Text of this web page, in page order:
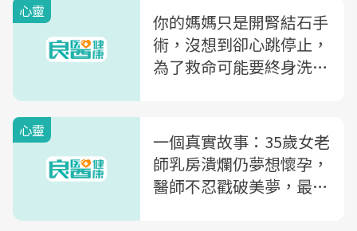
心靈
你的媽媽只是開腎結石手
術，沒想到卻心跳停止，
為了救命可能要終身洗
身體悟
心靈
一個真實故事：35歲女老
師乳房潰爛仍夢想懷孕，
醫師不忍戳破美夢，最後